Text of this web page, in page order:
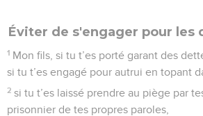
Éviter de s'engager pour les
1 Mon fils, si tu t’es porté garant des
si tu t’es engagé pour autrui en topant
2 si tu t’es laissé prendre au piège par
prisonnier de tes propres paroles,